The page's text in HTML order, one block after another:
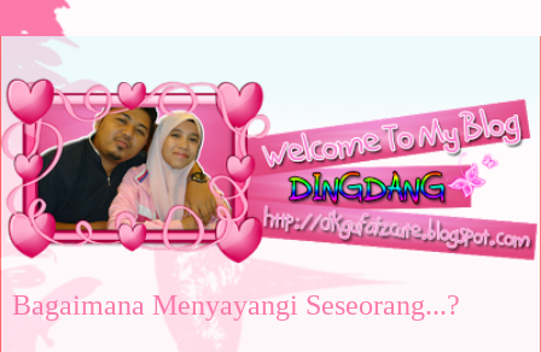
Bagaimana Menyayangi Seseorang...?